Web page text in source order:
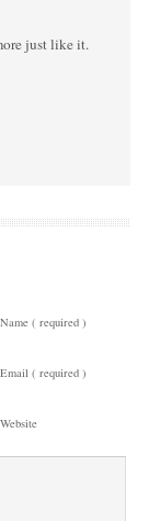
just like it.
Name ( required )
Email ( required )
Website